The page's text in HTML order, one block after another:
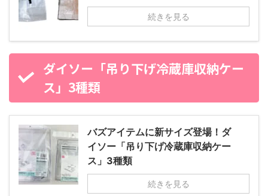
続きを見る
ダイソー「吊り下げ冷蔵庫収納ケー
ス」3種類
バズアイテムに新サイズ登場！ダ
イソー「吊り下げ冷蔵庫収納ケー
ス」3種類
続きを見る